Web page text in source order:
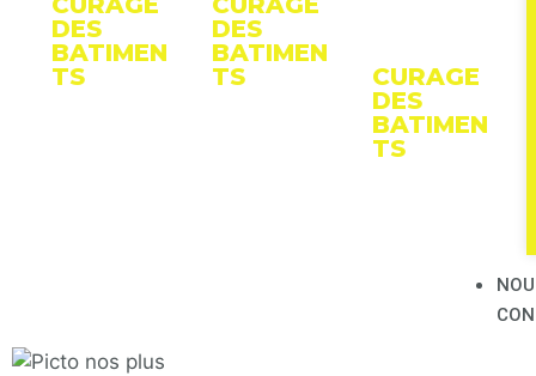
DES
BATIMEN
TS
DES
BATIMEN
TS
CURAGE
DES
BATIMEN
TS